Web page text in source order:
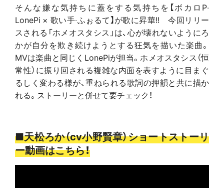
そんな嫌な気持ちに蓋をする気持ちを【ボカロP‧
LonePi × 歌い手‧ふぉるて】が歌に昇華!! 今回リリー
スされる「ホメオスタシス」は、 心が壊れないようにろ
かが自分を欺き続けようとする狂気を描いた楽曲。
MVは楽曲と同じくLonePiが担当。ホメオスタシス（恒
常性）に振り回される複雑な内面を表すように目まぐ
るしく変わる様が、重ねられる歌詞の押韻と共に描か
れる。ストーリーと併せて要チェック！
■天松ろか（cv小野賢章）ショートストーリ
ー動画はこちら！